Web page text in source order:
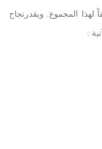
لهذا المجموع. ويقدرنجاح
: